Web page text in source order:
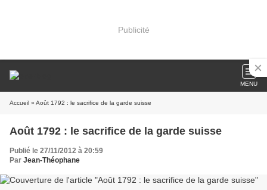
Publicité
MENU
Accueil » Août 1792 : le sacrifice de la garde suisse
Août 1792 : le sacrifice de la garde suisse
Publié le 27/11/2012 à 20:59
Par Jean-Théophane